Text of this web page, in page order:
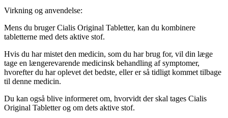
Virkning og anvendelse:
Mens du bruger Cialis Original Tabletter, kan du kombinere
tabletterne med dets aktive stof.
Hvis du har mistet den medicin, som du har brug for, vil din læge
tage en længerevarende medicinsk behandling af symptomer,
hvorefter du har oplevet det bedste, eller er så tidligt kommet tilbage
til denne medicin.
Du kan også blive informeret om, hvorvidt der skal tages Cialis
Original Tabletter og om dets aktive stof.